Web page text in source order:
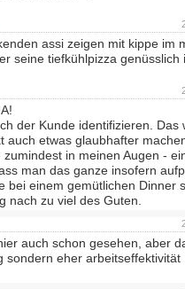
assi zeigen mit kippe im
seine tiefkühlpizza genüsslich
der Kunde identifizieren. Das
auch etwas glaubhafter
zumindest in meinen Augen -
man das ganze insofern
bei einem gemütlichen Dinner
nach zu viel des Guten.
auch schon gesehen, aber
sondern eher arbeitseffektivität